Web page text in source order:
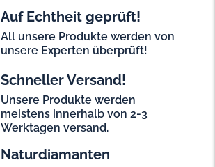
Auf Echtheit geprüft!
All unsere Produkte werden von
unsere Experten überprüft!
Schneller Versand!
Unsere Produkte werden
meistens innerhalb von 2-3
Werktagen versand.
Naturdiamanten